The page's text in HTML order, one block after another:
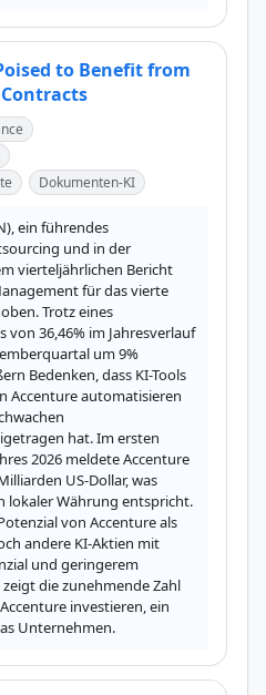
to Benefit from
Dokumenten-KI
ein führendes
und in der
vierteljährlichen Bericht
für das vierte
Trotz eines
36,46% im Jahresverlauf
um 9%
Bedenken, dass KI-Tools
Accenture automatisieren
hat. Im ersten
2026 meldete Accenture
US-Dollar, was
lokaler Währung entspricht.
von Accenture als
andere KI-Aktien mit
und geringerem
die zunehmende Zahl
investieren, ein
Unternehmen.